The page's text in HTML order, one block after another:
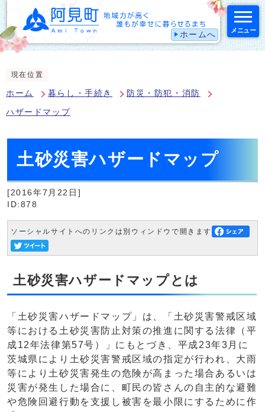
ホームへ メニュー
現在位置
ホーム 暮らし・手続き 防災・防犯・消防
ハザードマップ
土砂災害ハザードマップ
[2016年7月22日]
ID:878
ソーシャルサイトへのリンクは別ウィンドウで開きます
土砂災害ハザードマップとは
「土砂災害ハザードマップ」は、「土砂災害警戒区域
等における土砂災害防止対策の推進に関する法律（平
成12年法律第57号）」にもとづき、平成23年3月に
茨城県により土砂災害警戒区域の指定が行われ、大雨
等により土砂災害発生の危険が高まった場合あるいは
災害が発生した場合に、町民の皆さんの自主的な避難
や危険回避行動を支援し被害を最小限にするために作